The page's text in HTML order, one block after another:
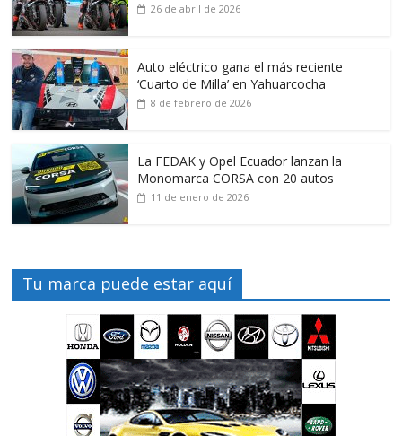
26 de abril de 2026
Auto eléctrico gana el más reciente
‘Cuarto de Milla’ en Yahuarcocha
8 de febrero de 2026
La FEDAK y Opel Ecuador lanzan la
Monomarca CORSA con 20 autos
11 de enero de 2026
Tu marca puede estar aquí